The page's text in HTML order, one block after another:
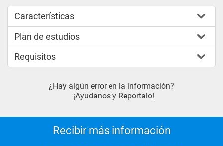
Características
Plan de estudios
Requisitos
¿Hay algún error en la información?
¡Ayudanos y Reportalo!
Recibir más información